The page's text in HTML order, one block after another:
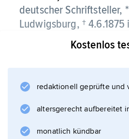
deutscher Schriftsteller,
Ludwigsburg, †
Mit seinen beseelten und
Leben
Werk
Kostenlos
redaktionell geprüfte und
altersgerecht aufbereitet
monatlich kündbar